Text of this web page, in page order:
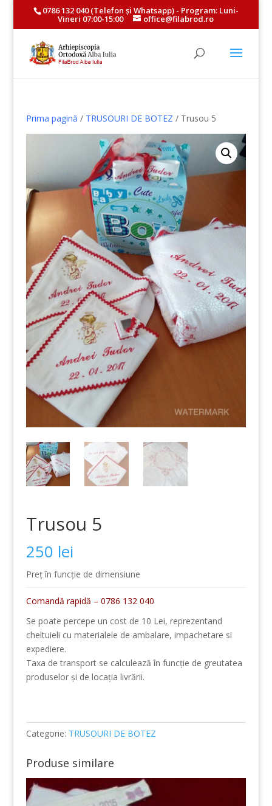
0786 132 040(Telefon și Whatsapp) - Program: Luni-
Vineri 07:00-15:00 office@filabrod.ro
Prima pagină / TRUSOURI DE BOTEZ / Trusou 5
Trusou 5
250 lei
Preț în funcție de dimensiune
Comandă rapidă – 0786 132 040
Se poate percepe un cost de 10 Lei, reprezentand
cheltuieli cu materialele de ambalare, impachetare si
expediere.
Taxa de transport se calculează în funcție de greutatea
produselor și de locația livrării.
Categorie: TRUSOURI DE BOTEZ
Produse similare